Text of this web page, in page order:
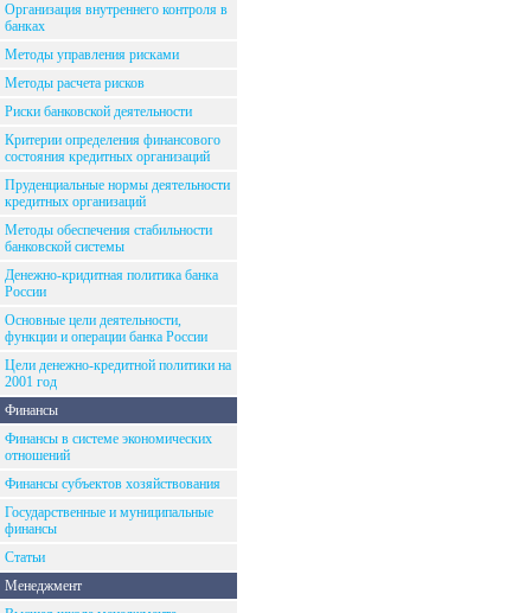
Организация внутреннего контроля в
банках
Методы управления рисками
Методы расчета рисков
Риски банковской деятельности
Критерии определения финансового
состояния кредитных организаций
Пруденциальные нормы деятельности
кредитных организаций
Методы обеспечения стабильности
банковской системы
Денежно-кридитная политика банка
России
Основные цели деятельности,
функции и операции банка России
Цели денежно-кредитной политики на
2001 год
Финансы
Финансы в системе экономических
отношений
Финансы субъектов хозяйствования
Государственные и муниципальные
финансы
Статьи
Менеджмент